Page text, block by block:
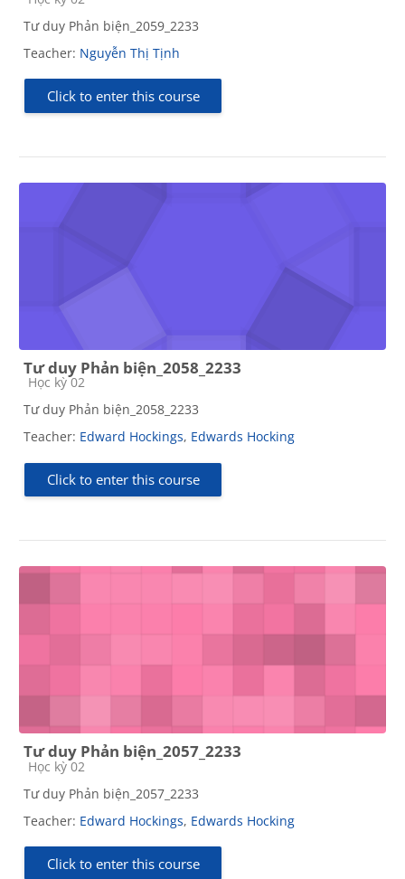
Tư duy Phản biện_2059_2233
Teacher: Nguyễn Thị Tịnh
Click to enter this course
Tư duy Phản biện_2058_2233
Course category
Học kỳ 02
Tư duy Phản biện_2058_2233
Teacher: Edward Hockings, Edwards Hocking
Click to enter this course
Tư duy Phản biện_2057_2233
Course category
Học kỳ 02
Tư duy Phản biện_2057_2233
Teacher: Edward Hockings, Edwards Hocking
Click to enter this course